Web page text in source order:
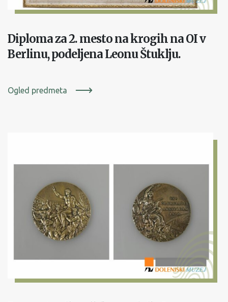
Diploma za 2. mesto na krogih na OI v
Berlinu, podeljena Leonu Štuklju.
Ogled predmeta